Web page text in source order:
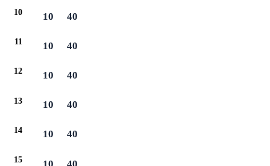
10 10 40
11 10 40
12 10 40
13 10 40
14 10 40
15 10 40